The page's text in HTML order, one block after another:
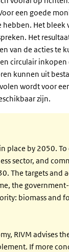
een goede
Het bleek
Het
van de acties te
circulair
kunnen uit
wordt voor
zijn.
place by 2050.
sector, and
The targets and
the
biomass and
RIVM advises
If more